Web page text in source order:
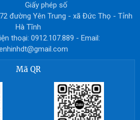
phép số
Yên Trung - xã Đức Thọ - Tỉnh
Hà Tĩnh
0912.107.889 - Email:
Mã QR